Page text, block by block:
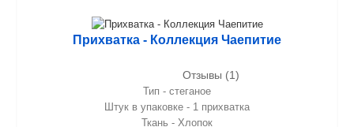
Прихватка - Коллекция Чаепитие
Отзывы (1)
Тип - стеганое
Штук в упаковке - 1 прихватка
Ткань - Хлопок